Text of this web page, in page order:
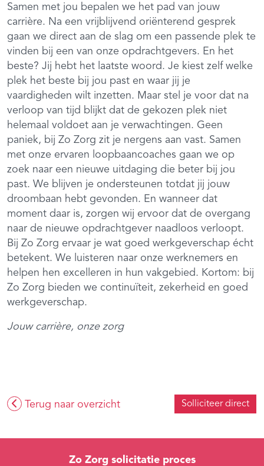
Samen met jou bepalen we het pad van jouw
carrière. Na een vrijblijvend oriënterend gesprek
gaan we direct aan de slag om een passende plek te
vinden bij een van onze opdrachtgevers. En het
beste? Jij hebt het laatste woord. Je kiest zelf welke
plek het beste bij jou past en waar jij je
vaardigheden wilt inzetten. Maar stel je voor dat na
verloop van tijd blijkt dat de gekozen plek niet
helemaal voldoet aan je verwachtingen. Geen
paniek, bij Zo Zorg zit je nergens aan vast. Samen
met onze ervaren loopbaancoaches gaan we op
zoek naar een nieuwe uitdaging die beter bij jou
past. We blijven je ondersteunen totdat jij jouw
droombaan hebt gevonden. En wanneer dat
moment daar is, zorgen wij ervoor dat de overgang
naar de nieuwe opdrachtgever naadloos verloopt.
Bij Zo Zorg ervaar je wat goed werkgeverschap écht
betekent. We luisteren naar onze werknemers en
helpen hen excelleren in hun vakgebied. Kortom: bij
Zo Zorg bieden we continuïteit, zekerheid en goed
werkgeverschap.
Jouw carrière, onze zorg
Terug naar overzicht Solliciteer direct
Zo Zorg solicitatie proces